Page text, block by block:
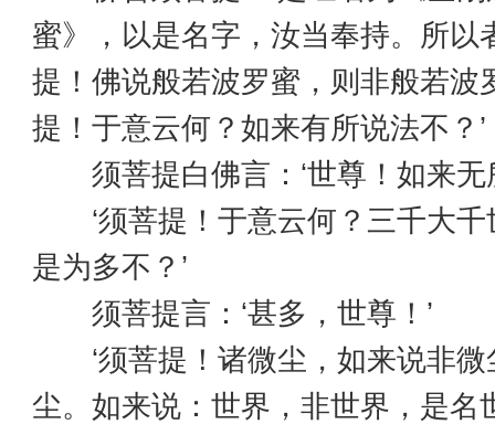
蜜》，以是名字，汝当奉持。所以
提！佛说般若波罗蜜，则非般若波
提！于意云何？如来有所说法不？’
须菩提白佛言：‘世尊！如来无
‘须菩提！于意云何？三千大千
是为多不？’
须菩提言：‘甚多，世尊！’
‘须菩提！诸微尘，如来说非微
尘。如来说：世界，非世界，是名